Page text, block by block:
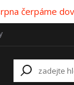
čerpáme